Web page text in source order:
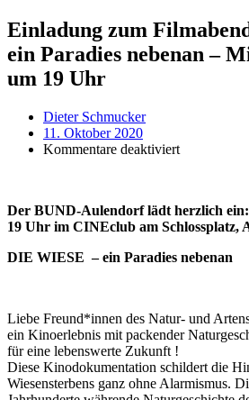
Einladung zum
ein Paradies nebenan –
um 19 Uhr
Dieter Schmucker
11. Oktober 2020
Kommentare deaktiviertfür
DIE
WIESE
ein
Mittwoch
14.Okt.
um
19
Uhr
Der BUND-Aulendorf lädt herzlich ein:
19 Uhr im CINEclub am Schlossplatz,
DIE WIESE – ein Paradies nebenan
Liebe Freund*innen des Natur- und
ein Kinoerlebnis mit packender
für eine lebenswerte Zukunft !
Diese Kinodokumentation schildert die
Wiesensterbens ganz ohne Alarmismus.